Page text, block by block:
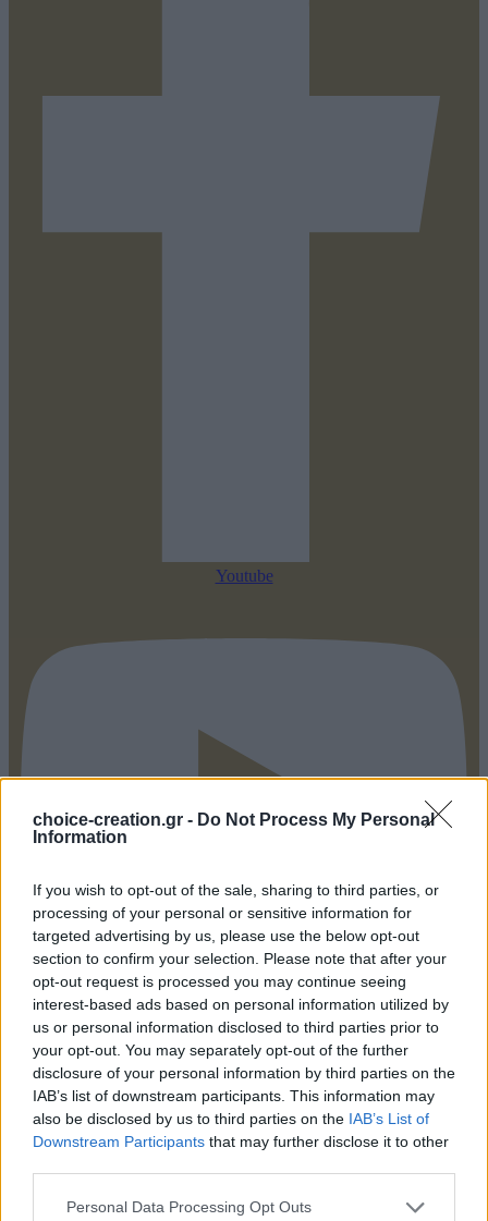
choice-creation.gr - Do Not Process My Personal
Information
If you wish to opt-out of the sale, sharing to third parties, or
processing of your personal or sensitive information for
targeted advertising by us, please use the below opt-out
section to confirm your selection. Please note that after your
opt-out request is processed you may continue seeing
interest-based ads based on personal information utilized by
us or personal information disclosed to third parties prior to
your opt-out. You may separately opt-out of the further
disclosure of your personal information by third parties on the
IAB’s list of downstream participants. This information may
also be disclosed by us to third parties on the IAB’s List of
Downstream Participants that may further disclose it to other
Personal Data Processing Opt Outs
Youtube
Pinterest